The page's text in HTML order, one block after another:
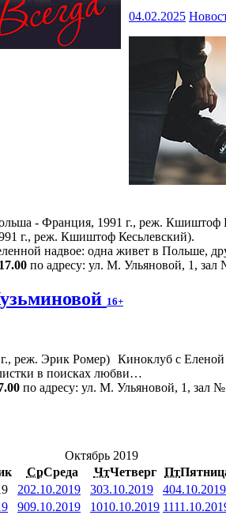
04.02.2025
г., реж. Кшиштоф Кесьлевский).
надвое: одна живет в Польше,
17.00 по адресу: ул. М. Ульяновой, 1, зал
16+
Киноклуб с
в поисках любви…
по адресу: ул. М. Ульяновой, 1, зал
Октябрь 2019
СрСреда ЧтЧетверг Пт
202.10.2019 303.10.2019 404.10.2019
909.10.2019 1010.10.2019 11